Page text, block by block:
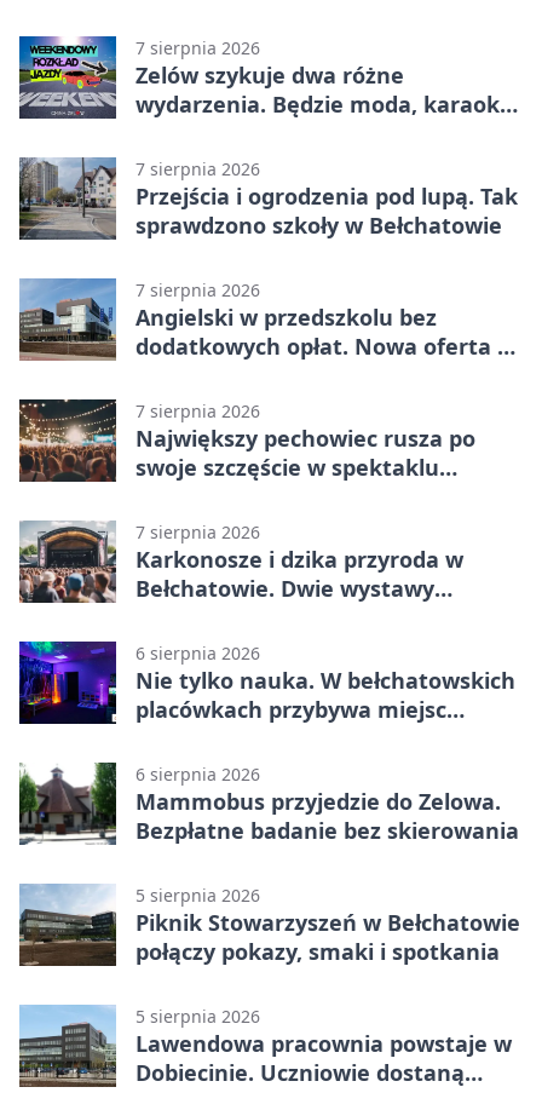
7 sierpnia 2026
Zelów szykuje dwa różne
wydarzenia. Będzie moda, karaoke
7 sierpnia 2026
Przejścia i ogrodzenia pod lupą. Tak
sprawdzono szkoły w Bełchatowie
7 sierpnia 2026
Angielski w przedszkolu bez
dodatkowych opłat. Nowa oferta w
7 sierpnia 2026
Największy pechowiec rusza po
swoje szczęście w spektaklu
7 sierpnia 2026
Karkonosze i dzika przyroda w
Bełchatowie. Dwie wystawy
6 sierpnia 2026
Nie tylko nauka. W bełchatowskich
placówkach przybywa miejsc
6 sierpnia 2026
Mammobus przyjedzie do Zelowa.
Bezpłatne badanie bez skierowania
5 sierpnia 2026
Piknik Stowarzyszeń w Bełchatowie
połączy pokazy, smaki i spotkania
5 sierpnia 2026
Lawendowa pracownia powstaje w
Dobiecinie. Uczniowie dostaną